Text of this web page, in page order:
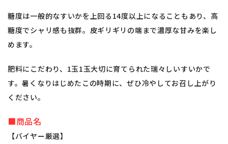
糖度は一般的なすいかを上回る14度以上になることもあり、高
糖度でシャリ感も抜群。皮ギリギリの端まで濃厚な甘みを楽し
めます。
肥料にこだわり、1玉1玉大切に育てられた瑞々しいすいかで
す。暑くなりはじめたこの時期に、ぜひ冷やしてお召し上がり
ください。
■商品名
【バイヤー厳選】